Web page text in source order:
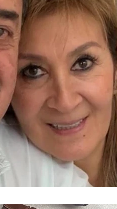
Salud Educación